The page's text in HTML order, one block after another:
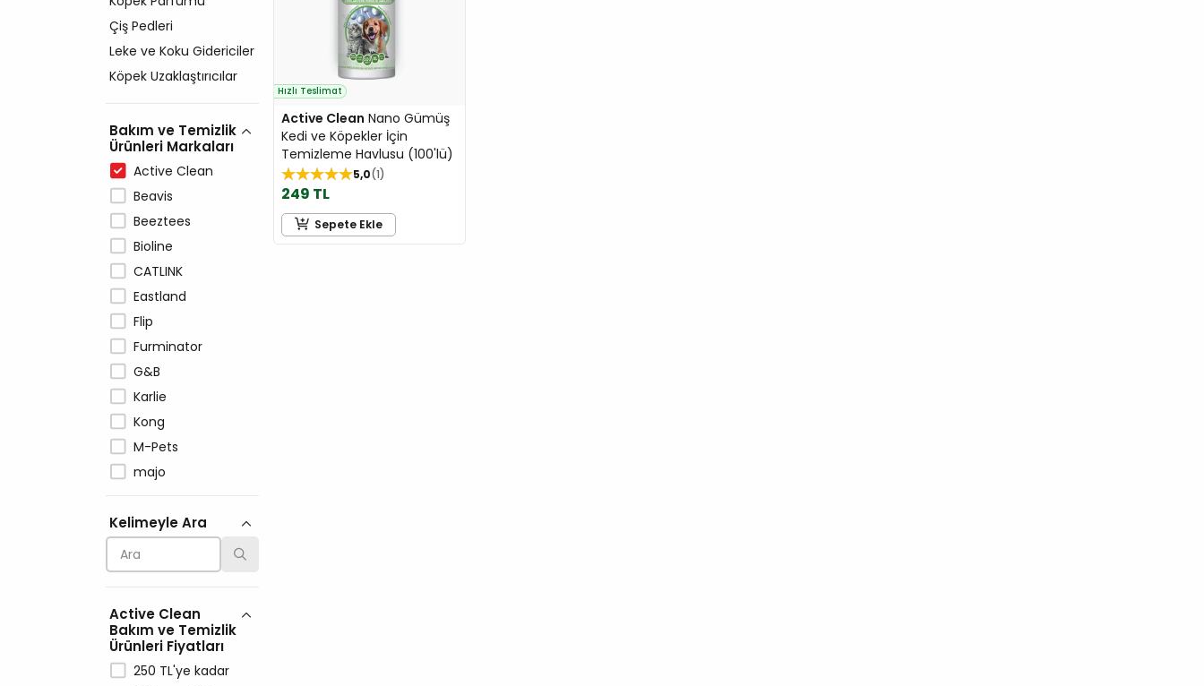
Çiş Pedleri
Leke ve Koku Gidericiler
Köpek Uzaklaştırıcılar
Bakım ve Temizlik
Ürünleri Markaları
Active Clean
Beavis
Beeztees
Bioline
CATLINK
Eastland
Flip
Furminator
G&B
Karlie
Kong
M-Pets
majo
Mp Bergamo
Patiguard
Pawise
Pro Plan
ProChoice
Reflex
Kelimeyle Ara
Active Clean
Bakım ve Temizlik
Ürünleri Fiyatları
250 TL'ye kadar
Hızlı Teslimat
Active Clean Nano Gümüş
Kedi ve Köpekler İçin
Temizleme Havlusu (100'lü)
5,0 1
249 TL
Sepete Ekle